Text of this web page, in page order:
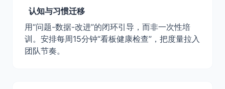
认知与习惯迁移
用“问题-数据-改进”的闭环引导，而非一次性培
训。安排每周15分钟“看板健康检查”，把度量拉入
团队节奏。